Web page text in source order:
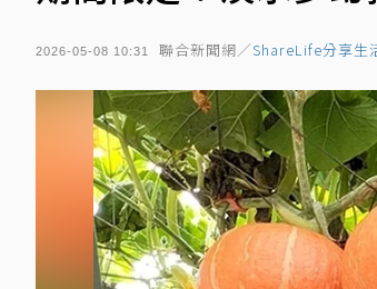
2026-05-08 10:31 聯合新聞網／ShareLife分享生